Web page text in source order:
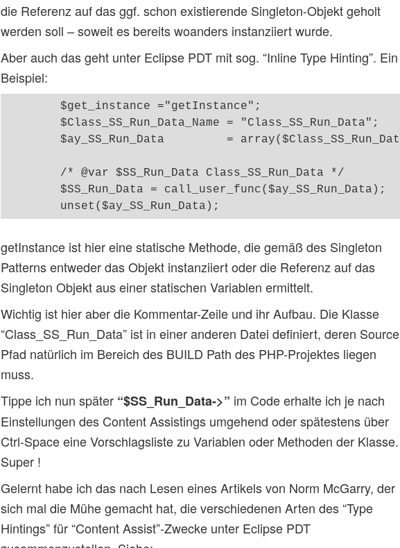
die Referenz auf das ggf. schon existierende Singleton-Objekt geholt
werden soll – soweit es bereits woanders instanziiert wurde.
Aber auch das geht unter Eclipse PDT mit sog. “Inline Type Hinting”. Ein
Beispiel:
getInstance ist hier eine statische Methode, die gemäß des Singleton
Patterns entweder das Objekt instanziiert oder die Referenz auf das
Singleton Objekt aus einer statischen Variablen ermittelt.
Wichtig ist hier aber die Kommentar-Zeile und ihr Aufbau. Die Klasse
“Class_SS_Run_Data” ist in einer anderen Datei definiert, deren Source
Pfad natürlich im Bereich des BUILD Path des PHP-Projektes liegen
muss.
Tippe ich nun später “$SS_Run_Data->” im Code erhalte ich je nach
Einstellungen des Content Assistings umgehend oder spätestens über
Ctrl-Space eine Vorschlagsliste zu Variablen oder Methoden der Klasse.
Super !
Gelernt habe ich das nach Lesen eines Artikels von Norm McGarry, der
sich mal die Mühe gemacht hat, die verschiedenen Arten des “Type
Hintings” für “Content Assist”-Zwecke unter Eclipse PDT